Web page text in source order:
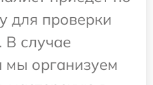
для проверки
В случае
мы организуем